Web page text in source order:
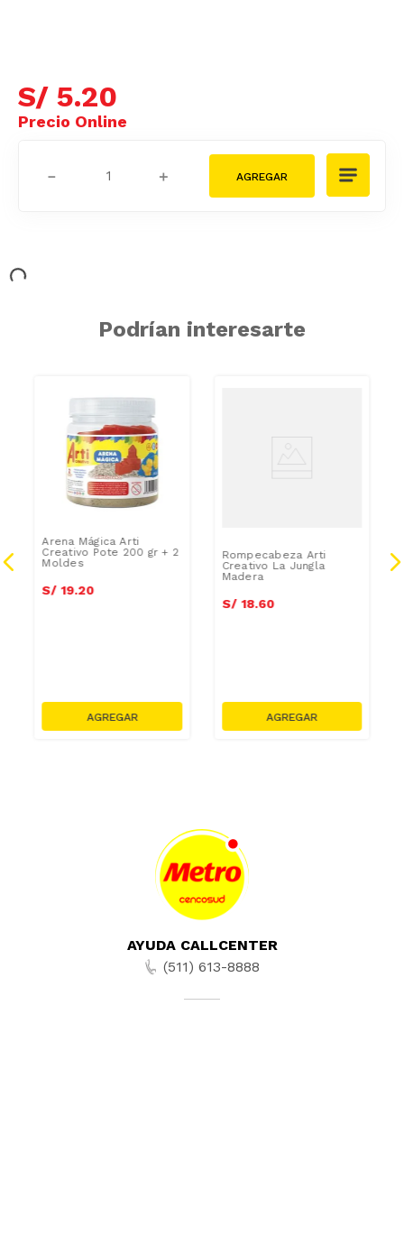
S/ 5.20
＋
－
Podrían interesarte
Arena Mágica Arti
Creativo Pote 200 gr + 2
Moldes
S/ 19.20
Rompecabeza Arti
Creativo La Jungla
Madera
S/ 18.60
AYUDA CALLCENTER
(511) 613-8888